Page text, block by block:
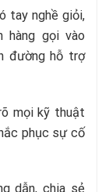
tay nghề giỏi,
hàng gọi vào
đường hỗ trợ
mọi kỹ thuật
phục sự cố
dẫn, chia sẻ